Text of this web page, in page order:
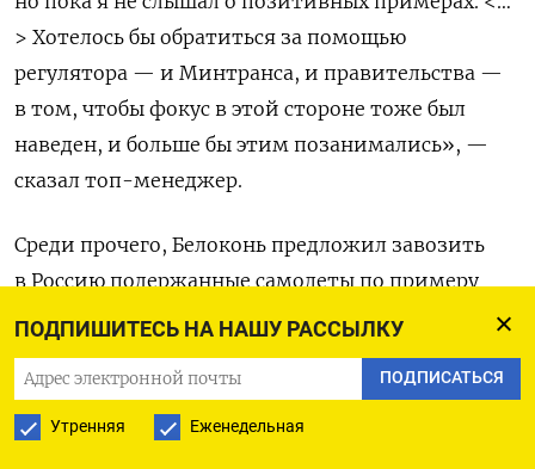
ПОДПИШИТЕСЬ НА НАШУ РАССЫЛКУ
ПОДПИСАТЬСЯ
Утренняя Еженедельная
> Хотелось бы обратиться за помощью
регулятора — и Минтранса, и правительства —
в том, чтобы фокус в этой стороне тоже был
наведен, и больше бы этим позанимались», —
сказал топ-менеджер.
Среди прочего, Белоконь предложил завозить
в Россию подержанные самолеты по примеру
Ирана, «пока нет своих». По его мнению, только
на авиаперевозки.